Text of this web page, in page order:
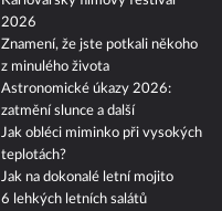
2026
Znamení, že jste potkali někoho
z minulého života
Astronomické úkazy 2026:
zatmění slunce a další
Jak obléci miminko při vysokých
teplotách?
Jak na dokonalé letní mojito
6 lehkých letních salátů